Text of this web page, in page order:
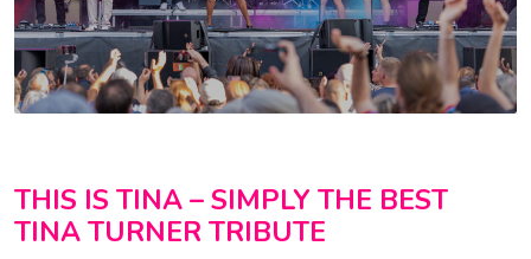
THIS IS TINA – SIMPLY THE BEST
TINA TURNER TRIBUTE